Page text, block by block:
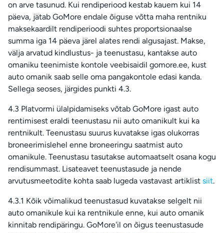
on arve tasunud. Kui rendiperiood kestab kauem kui 14
päeva, jätab GoMore endale õiguse võtta maha rentniku
maksekaardilt rendiperioodi suhtes proportsionaalse
summa iga 14 päeva järel alates rendi algusajast. Makse,
välja arvatud kindlustus- ja teenustasu, kantakse auto
omaniku teenimiste kontole veebisaidil gomore.ee, kust
auto omanik saab selle oma pangakontole edasi kanda.
Sellega seoses, järgides punkti 4.3.
4.3 Platvormi ülalpidamiseks võtab GoMore igast auto
rentimisest eraldi teenustasu nii auto omanikult kui ka
rentnikult. Teenustasu suurus kuvatakse igas olukorras
broneerimislehel enne broneeringu saatmist auto
omanikule. Teenustasu tasutakse automaatselt osana kogu
rendisummast. Lisateavet teenustasude ja nende
arvutusmeetodite kohta saab lugeda vastavast artiklist siit.
4.3.1 Kõik võimalikud teenustasud kuvatakse selgelt nii
auto omanikule kui ka rentnikule enne, kui auto omanik
kinnitab rendipäringu. GoMore'il on õigus teenustasude